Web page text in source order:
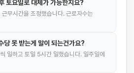
토요일로 대체가 가능한지요?
무시간을 조정했습니다. 근로자수는
못 받는게 말이 되는건가요?
일하고 토일 5시간 일했습니다. 일주일에